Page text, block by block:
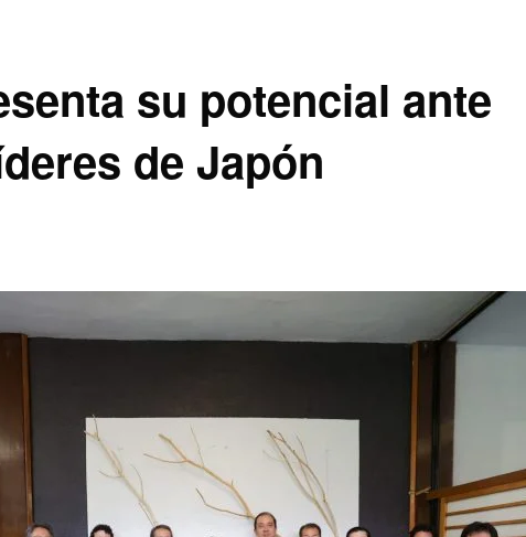
su potencial ante
de Japón